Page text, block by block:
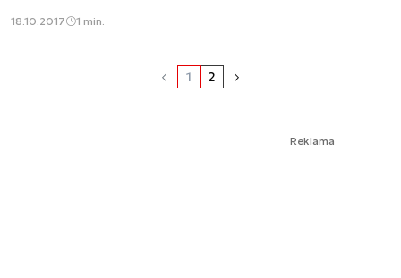
18.10.2017 1 min.
1 2
Reklama